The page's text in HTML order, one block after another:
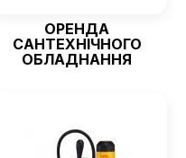
ОРЕНДА
САНТЕХНІЧНОГО
ОБЛАДНАННЯ